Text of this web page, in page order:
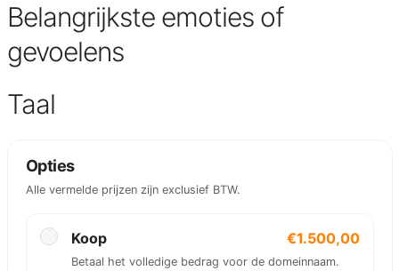
Belangrijkste emoties of
gevoelens
Taal
Opties
Alle vermelde prijzen zijn exclusief BTW.
Koop €1.500,00
Betaal het volledige bedrag voor de domeinnaam.